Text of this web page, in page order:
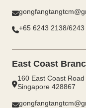
+65 6243 2138/6243
East Coast
160 East Coast Road
Singapore 428867